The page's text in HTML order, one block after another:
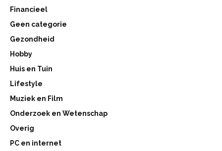
Financieel
Geen categorie
Gezondheid
Hobby
Huis en Tuin
Lifestyle
Muziek en Film
Onderzoek en Wetenschap
Overig
PC en internet